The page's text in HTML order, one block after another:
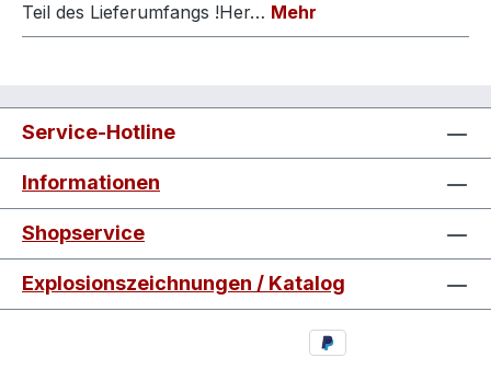
Teil des Lieferumfangs !Her… Mehr
Service-Hotline
Informationen
Shopservice
Explosionszeichnungen / Katalog